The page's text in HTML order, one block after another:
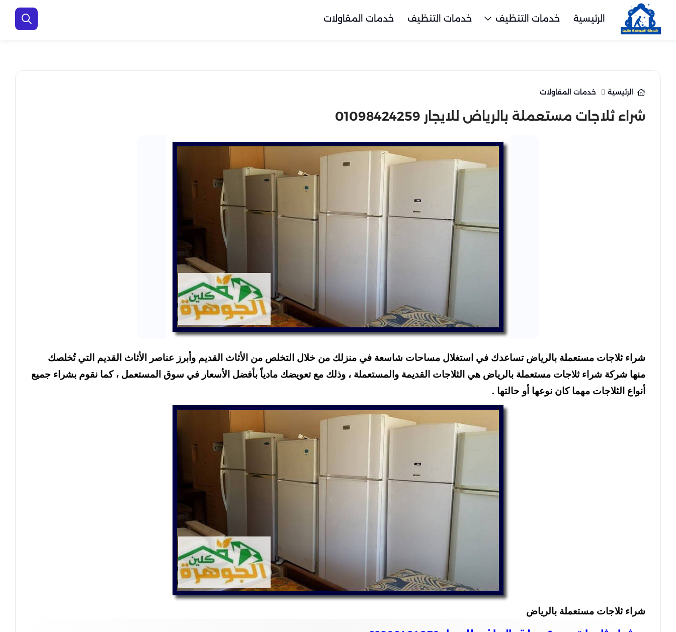
الرئيسية خدمات التنظيف خدمات التنظيف خدمات المقاولات
الرئيسية خدمات المقاولات
شراء ثلاجات مستعملة بالرياض للايجار 01098424259
شراء ثلاجات مستعملة بالرياض تساعدك في استغلال مساحات شاسعة في منزلك من خلال التخلص من الأثاث القديم وأبرز عناصر الأثاث القديم التي تُخلصك
منها شركة شراء ثلاجات مستعملة بالرياض هي الثلاجات القديمة والمستعملة ، وذلك مع تعويضك مادياً بأفضل الأسعار في سوق المستعمل ، كما نقوم بشراء جميع
أنواع الثلاجات مهما كان نوعها أو حالتها .
شراء ثلاجات مستعملة بالرياض